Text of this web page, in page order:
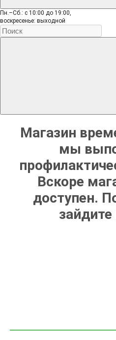
Пн.–Сб.: с 10:00 до 19:00,
воскресенье: выходной
Магазин
мы
Вскоре
доступен.